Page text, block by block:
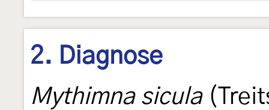
2. Diagnose
Mythimna sicula